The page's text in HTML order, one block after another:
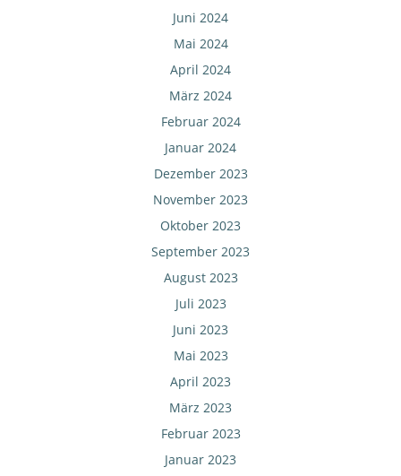
Juni 2024
Mai 2024
April 2024
März 2024
Februar 2024
Januar 2024
Dezember 2023
November 2023
Oktober 2023
September 2023
August 2023
Juli 2023
Juni 2023
Mai 2023
April 2023
März 2023
Februar 2023
Januar 2023